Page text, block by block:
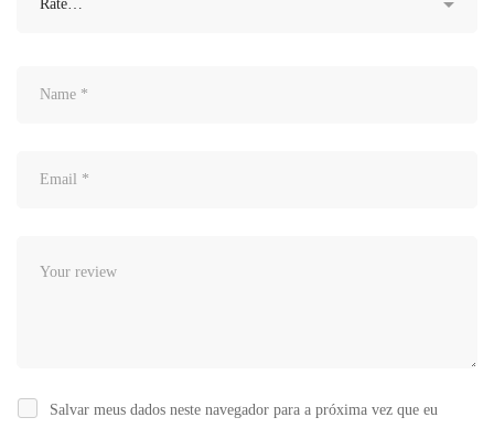
Salvar meus dados neste navegador para a próxima vez que eu